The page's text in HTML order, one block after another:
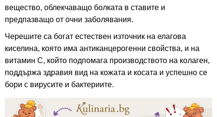
вещество, облекчаващо болката в ставите и
предпазващо от очни заболявания.
Черешите са богат естествен източник на елагова
киселина, която има антиканцерогенни свойства, и на
витамин С, който подпомага производството на колаген,
поддържа здравия вид на кожата и косата и успешно се
бори с вирусите и бактериите.